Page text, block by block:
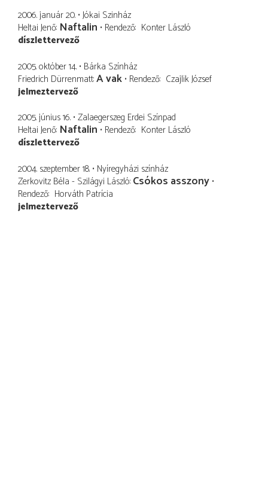
2006. január 20. Jókai Szinház
Heltai Jenő Naftalin Rendező Konter László
díszlettervező
2005. október 14. Bárka Színház
Friedrich Dürrenmatt A vak Rendező Czajlik József
jelmeztervező
2005. június 16. Zalaegerszeg Erdei Színpad
Heltai Jenő Naftalin Rendező Konter László
díszlettervező
2004. szeptember 18. Nyíregyházi színház
Zerkovitz Béla - Szilágyi László Csókos asszony
Rendező Horváth Patrícia
jelmeztervező